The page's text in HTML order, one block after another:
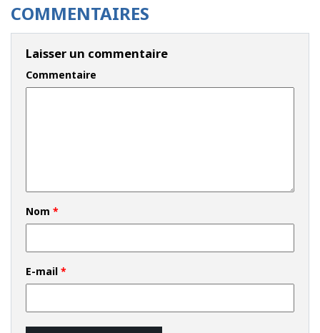
COMMENTAIRES
Laisser un commentaire
Commentaire
Nom *
E-mail *